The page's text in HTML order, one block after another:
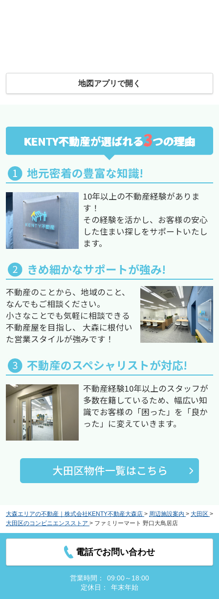
地図アプリで開く
KENTY不動産が選ばれる3つの理由
地元密着の豊富な知識!
10年以上の不動産経験がありま
す！
その経験を活かし、お客様の安心
した住まい探しをサポートいたし
ます。
きめ細かなサポートが強み!
不動産のことから、地域のこと、
なんでもご相談ください。
小さなことでも気軽に相談できる
不動産屋を目指し、 大森に根付い
た営業スタイルが強みです！
不動産のスペシャリストが対応!
不動産経験10年以上のスタッフが
多数在籍しているため、幅広い知
識でお客様の「困った」を「良か
った」に変えていきます。
大森エリアの不動産｜株式会社KENTY不動産大森店 > 周辺施設案内 > 大田区 >
大田区のコンビニエンスストア > ファミリーマート 野口大鳥居店
電話でお問い合わせ
営業時間：
09:00～18:00
定休日：
年末年始